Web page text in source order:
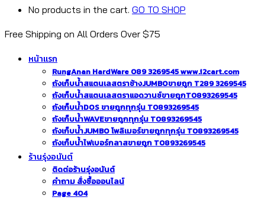
No products in the cart. GO TO SHOP
Free Shipping on All Orders Over $75
หน้าแรก
RungAnan HardWare 089 3269545 www.i2cart.com
ถังเก็บน้ำสแตนเลสตราช้างJUMBOขายถูก T289 3269545
ถังเก็บน้ำสแตนเลสตราแอดวานซ์ขายถูกT0893269545
ถังเก็บน้ำDOS ขายถูกทุกรุ่น T0893269545
ถังเก็บน้ำWAVEขายถูกทุกรุ่น T0893269545
ถังเก็บน้ำJUMBO โพลิเมอร์ขายถูกทุกรุ่น T0893269545
ถังเก็บน้ำไฟเบอร์กลาสขายถูก T0893269545
ร้านรุ่งอนันต์
ติดต่อร้านรุ่งอนันต์
คำถาม สั่งซื้อออนไลน์
Page 404